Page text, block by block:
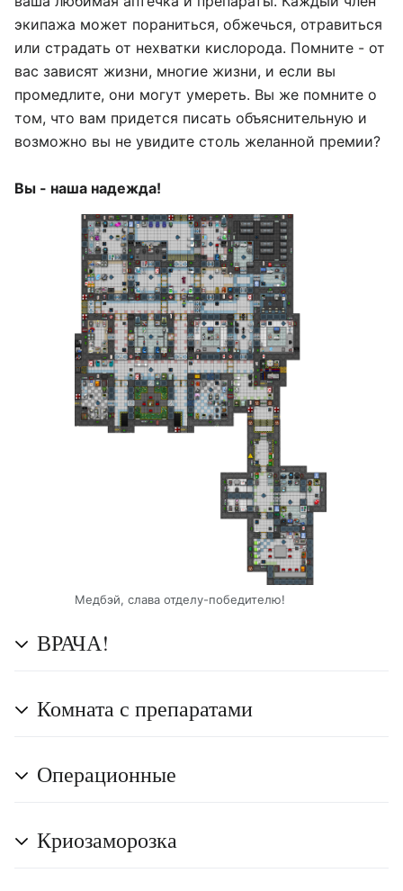
экипажа может пораниться, обжечься, отравиться
или страдать от нехватки кислорода. Помните - от
вас зависят жизни, многие жизни, и если вы
промедлите, они могут умереть. Вы же помните о
том, что вам придется писать объяснительную и
возможно вы не увидите столь желанной премии?
Вы - наша надежда!
Медбэй, слава отделу-победителю!
ВРАЧА!
Комната с препаратами
Операционные
Криозаморозка